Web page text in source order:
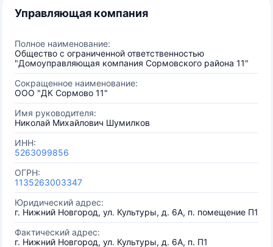
Управляющая компания
Полное наименование:
Общество с ограниченной ответственностью
"Домоуправляющая компания Сормовского района 11"
Сокращенное наименование:
ООО "ДК Сормово 11"
Имя руководителя:
Николай Михайлович Шумилков
ИНН:
5263099856
ОГРН:
1135263003347
Юридический адрес:
г. Нижний Новгород, ул. Культуры, д. 6А, п. помещение П1
Фактический адрес:
г. Нижний Новгород, ул. Культуры, д. 6А, п. П1